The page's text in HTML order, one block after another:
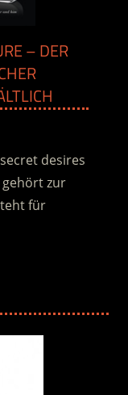
– DER
secret desires
gehört zur
für